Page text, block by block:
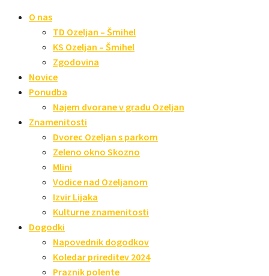
O nas
TD Ozeljan – Šmihel
KS Ozeljan – Šmihel
Zgodovina
Novice
Ponudba
Najem dvorane v gradu Ozeljan
Znamenitosti
Dvorec Ozeljan s parkom
Zeleno okno Skozno
Mlini
Vodice nad Ozeljanom
Izvir Lijaka
Kulturne znamenitosti
Dogodki
Napovednik dogodkov
Koledar prireditev 2024
Praznik polente